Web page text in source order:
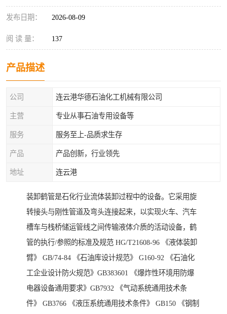
发布日期： 2026-08-09
阅 读 量： 137
产品描述
公司 连云港华德石油化工机械有限公司
主营 专业从事石油专用设备等
服务 服务至上-品质求生存
产品 产品创新，行业领先
地址 连云港
装卸鹤管是石化行业流体装卸过程中的设备。它采用旋
转接头与刚性管道及弯头连接起来，以实现火车、汽车
槽车与栈桥储运管线之间传输液体介质的活动设备，鹤
管的执行/参照的标准及规范 HG/T21608-96 《液体装卸
臂》 GB/74-84 《石油库设计规范》 G160-92 《石油化
工企业设计防火规范》GB383601 《爆炸性环境用防爆
电器设备通用要求》GB7932 《气动系统通用技术条
件》 GB3766 《液压系统通用技术条件》 GB150 《钢制